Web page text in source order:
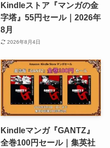
Kindleストア『マンガの金
字塔』55円セール｜2026年
8月
2026年8月4日
Kindleマンガ『GANTZ』
全巻100円セール｜集英社